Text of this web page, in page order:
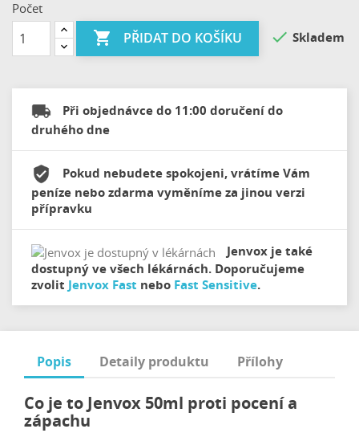
Počet
 PŘIDAT DO KOŠÍKU  Skladem
Při objednávce do 11:00 doručení do
druhého dne
Pokud nebudete spokojeni, vrátíme Vám
peníze nebo zdarma vyměníme za jinou verzi
přípravku
Jenvox je také
dostupný ve všech lékárnách. Doporučujeme
zvolit Jenvox Fast nebo Fast Sensitive.
Popis Detaily produktu Přílohy
Co je to Jenvox 50ml proti pocení a
zápachu